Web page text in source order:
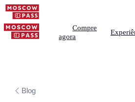
Compre
agora
Blog